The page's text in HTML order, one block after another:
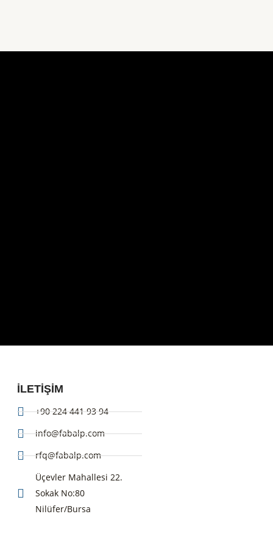
ILETIŞIM
+90 224 441 93 94
info@fabalp.com
rfq@fabalp.com
Üçevler Mahallesi 22.
Sokak No:80
Nilüfer/Bursa